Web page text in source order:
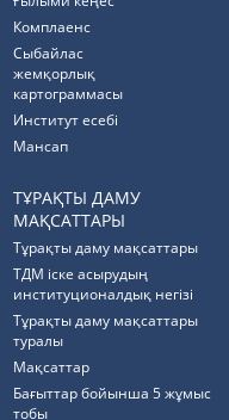
Комплаенс
Cыбайлас
жемқорлық
картограммасы
Институт есебі
Мансап
ТҰРАҚТЫ ДАМУ
МАҚСАТТАРЫ
Тұрақты даму мақсаттары
ТДМ іске асырудың
институционалдық негізі
Тұрақты даму мақсаттары
туралы
Мақсаттар
Бағыттар бойынша 5 жұмыс
тобы